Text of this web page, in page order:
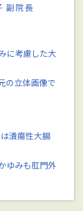
副院長
に考慮した大
の立体画像で
潰瘍性大腸
ゆみも肛門外